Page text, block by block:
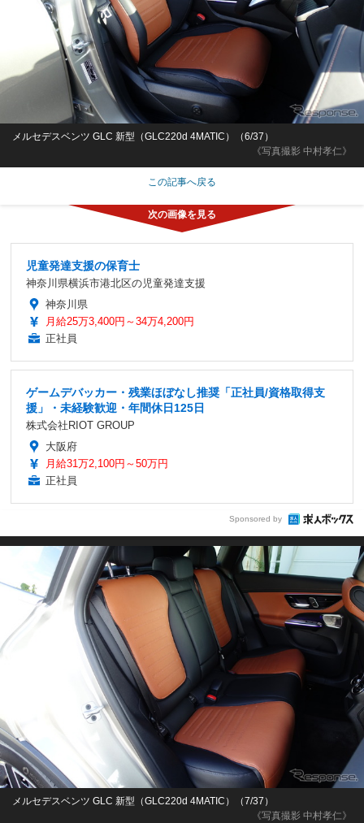
《写真撮影 中村孝仁》
メルセデスベンツ GLC 新型（GLC220d 4MATIC）（6/37）
この記事へ戻る
児童発達支援の保育士
神奈川県横浜市港北区の児童発達支援
神奈川県
月給25万3,400円～34万4,200円
正社員
ゲームデバッカー・残業ほぼなし推奨「正社員/資格取得支
援」・未経験歓迎・年間休日125日
株式会社RIOT GROUP
大阪府
月給31万2,100円～50万円
正社員
Sponsored by
《写真撮影 中村孝仁》
メルセデスベンツ GLC 新型（GLC220d 4MATIC）（7/37）